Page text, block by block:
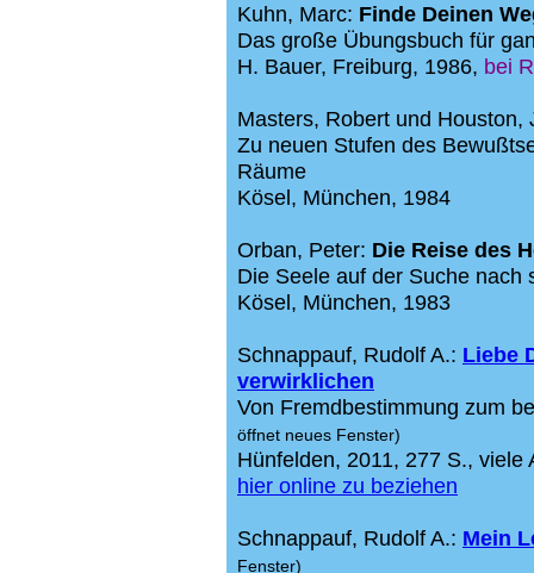
Kuhn, Marc: Finde Deinen
Das große Übungsbuch für
H. Bauer, Freiburg, 1986, bei
Masters, Robert und Houston,
Zu neuen Stufen des
Räume
Kösel, München, 1984
Orban, Peter: Die Reise des
Die Seele auf der Suche nach
Kösel, München, 1983
Schnappauf, Rudolf A.: Liebe
verwirklichen
Von Fremdbestimmung zum
öffnet neues Fenster)
Hünfelden, 2011, 277 S., viele
hier online zu beziehen
Schnappauf, Rudolf A.: Mein
Fenster)